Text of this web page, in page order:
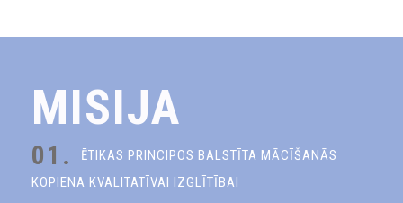
MISIJA
01.
ĒTIKAS PRINCIPOS BALSTĪTA MĀCĪŠANĀS
KOPIENA KVALITATĪVAI IZGLĪTĪBAI